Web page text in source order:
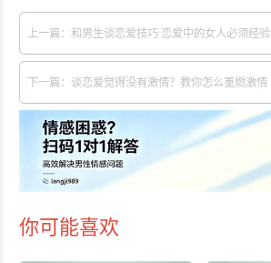
上一篇：和男生谈恋爱技巧 恋爱中的女人必须经验
下一篇：谈恋爱觉得没有激情？教你怎么重燃激情
你可能喜欢